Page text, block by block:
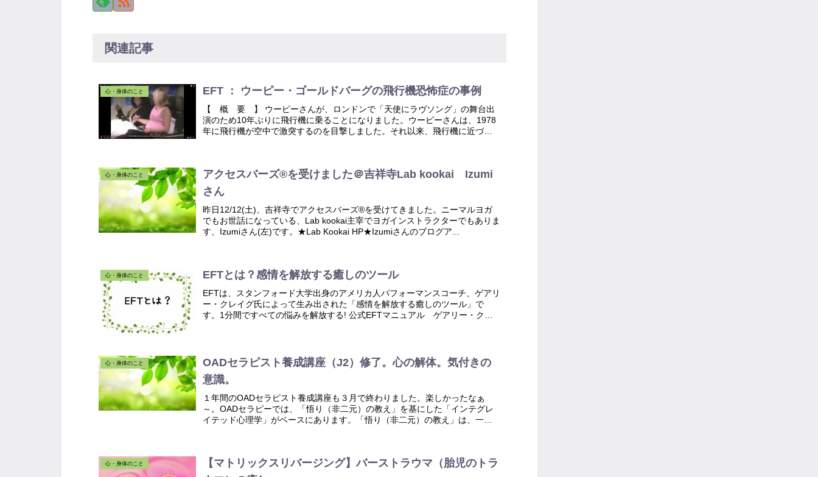
関連記事
心・身体のこと EFT ： ウーピー・ゴールドバーグの飛行機恐怖症の事例
【 概 要 】 ウーピーさんが、ロンドンで「天使にラヴソング」の舞台出
演のため10年ぶりに飛行機に乗ることになりました。ウーピーさんは、1978
年に飛行機が空中で激突するのを目撃しました。それ以来、飛行機に近づく
心・身体のこと
アクセスバーズ®を受けました＠吉祥寺Lab kookai Izumi
さん
昨日12/12(土)、吉祥寺でアクセスバーズ®を受けてきました。ニーマルヨガ
でもお世話になっている、Lab kookai主宰でヨガインストラクターでもありま
す、Izumiさん(左)です。★Lab Kookai HP★Izumiさんのブログア...
心・身体のこと EFTとは？感情を解放する癒しのツール
EFTは、スタンフォード大学出身のアメリカ人パフォーマンスコーチ、ゲアリ
ー・クレイグ氏によって生み出された「感情を解放する癒しのツール」で
す。1分間ですべての悩みを解放する! 公式EFTマニュアル ゲアリー・クレ
心・身体のこと
OADセラピスト養成講座（J2）修了。心の解体。気付きの
意識。
１年間のOADセラピスト養成講座も３月で終わりました。楽しかったなぁ
～。OADセラピーでは、「悟り（非二元）の教え」を基にした「インテグレ
イテッド心理学」がベースにあります。「悟り（非二元）の教え」は、一つ
心・身体のこと
【マトリックスリバージング】バーストラウマ（胎児のトラ